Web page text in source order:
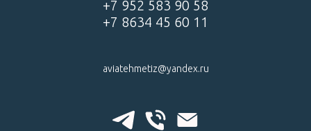
+7 952 583 90 58
+7 8634 45 60 11
aviatehmetiz@yandex.ru